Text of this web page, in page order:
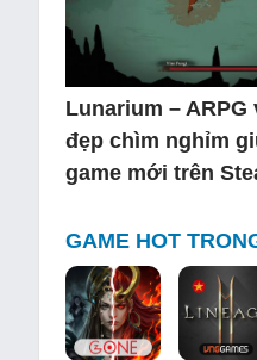
Lunarium – ARPG
đẹp chìm nghỉm
game mới trên
GAME HOT